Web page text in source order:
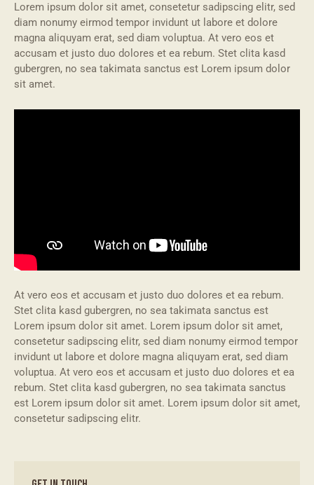
Lorem ipsum dolor sit amet, consetetur sadipscing elitr, sed
diam nonumy eirmod tempor invidunt ut labore et dolore
magna aliquyam erat, sed diam voluptua. At vero eos et
accusam et justo duo dolores et ea rebum. Stet clita kasd
gubergren, no sea takimata sanctus est Lorem ipsum dolor
sit amet.
At vero eos et accusam et justo duo dolores et ea rebum.
Stet clita kasd gubergren, no sea takimata sanctus est
Lorem ipsum dolor sit amet. Lorem ipsum dolor sit amet,
consetetur sadipscing elitr, sed diam nonumy eirmod tempor
invidunt ut labore et dolore magna aliquyam erat, sed diam
voluptua. At vero eos et accusam et justo duo dolores et ea
rebum. Stet clita kasd gubergren, no sea takimata sanctus
est Lorem ipsum dolor sit amet. Lorem ipsum dolor sit amet,
consetetur sadipscing elitr.